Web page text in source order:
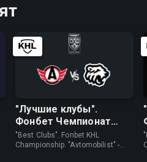
"Лучшие клубы".
Фонбет Чемпионат
КХЛ. "Автомобилист" -
"Трактор"
"Best Clubs". Fonbet KHL
Championship. "Avtomobilist" -